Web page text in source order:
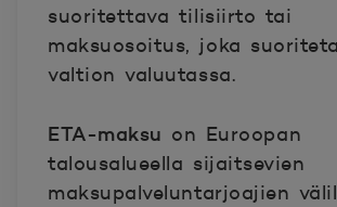
suoritettava tilisiirto tai
maksuosoitus, joka
valtion valuutassa.
ETA-maksu on Euroopan
talousalueella sijaitsevien
maksupalveluntarjoajien